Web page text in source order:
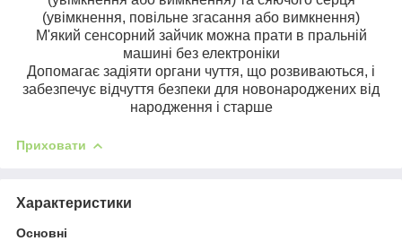
(увімкнення, повільне згасання або вимкнення)
М'який сенсорний зайчик можна прати в пральній
машині без електроніки
Допомагає задіяти органи чуття, що розвиваються, і
забезпечує відчуття безпеки для новонароджених від
народження і старше
Приховати
Характеристики
Основні